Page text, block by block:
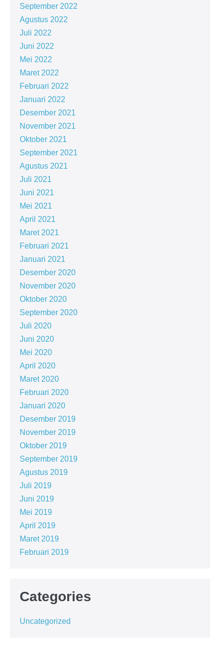
September 2022
Agustus 2022
Juli 2022
Juni 2022
Mei 2022
Maret 2022
Februari 2022
Januari 2022
Desember 2021
November 2021
Oktober 2021
September 2021
Agustus 2021
Juli 2021
Juni 2021
Mei 2021
April 2021
Maret 2021
Februari 2021
Januari 2021
Desember 2020
November 2020
Oktober 2020
September 2020
Juli 2020
Juni 2020
Mei 2020
April 2020
Maret 2020
Februari 2020
Januari 2020
Desember 2019
November 2019
Oktober 2019
September 2019
Agustus 2019
Juli 2019
Juni 2019
Mei 2019
April 2019
Maret 2019
Februari 2019
Categories
Uncategorized